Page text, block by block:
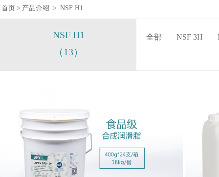
首页 > 产品介绍 > NSF H1
NSF H1
（13）
全部 NSF 3H